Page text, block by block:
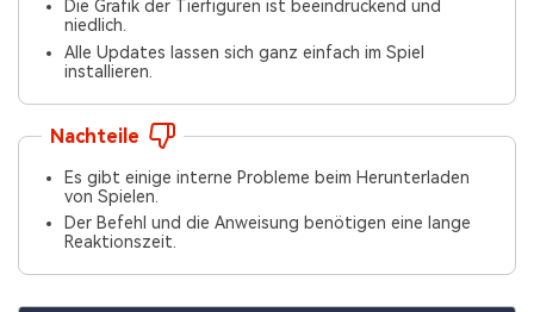
Die Grafik der Tierfiguren ist beeindruckend und
niedlich.
Alle Updates lassen sich ganz einfach im Spiel
installieren.
Nachteile
Es gibt einige interne Probleme beim Herunterladen
von Spielen.
Der Befehl und die Anweisung benötigen eine lange
Reaktionszeit.